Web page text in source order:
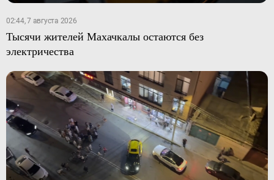
02:44, 7 августа 2026
Тысячи жителей Махачкалы остаются без
электричества